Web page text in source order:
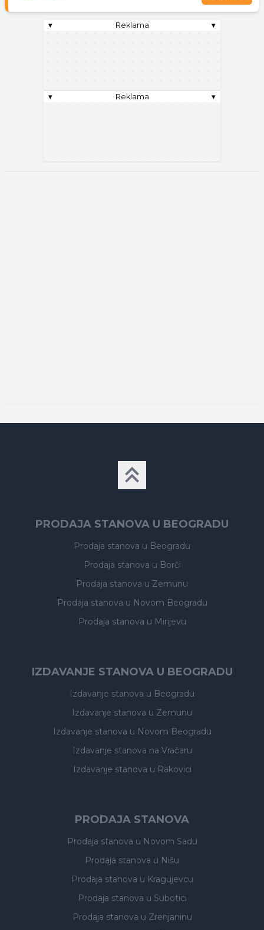
▾ Reklama ▾
▾ Reklama ▾
PRODAJA STANOVA U BEOGRADU
Prodaja stanova u Beogradu
Prodaja stanova u Borči
Prodaja stanova u Zemunu
Prodaja stanova u Novom Beogradu
Prodaja stanova u Mirijevu
IZDAVANJE STANOVA U BEOGRADU
Izdavanje stanova u Beogradu
Izdavanje stanova u Zemunu
Izdavanje stanova u Novom Beogradu
Izdavanje stanova na Vračaru
Izdavanje stanova u Rakovici
PRODAJA STANOVA
Prodaja stanova u Novom Sadu
Prodaja stanova u Nišu
Prodaja stanova u Kragujevcu
Prodaja stanova u Subotici
Prodaja stanova u Zrenjaninu